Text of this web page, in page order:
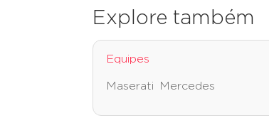
Explore também
Equipes
Maserati Mercedes